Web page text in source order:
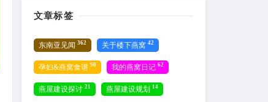
文章标签
东南亚见闻 362 关于楼下燕窝 42
孕妇&燕窝食谱 90 我的燕窝日记 62
燕屋建设探讨 21 燕屋建设规划 14